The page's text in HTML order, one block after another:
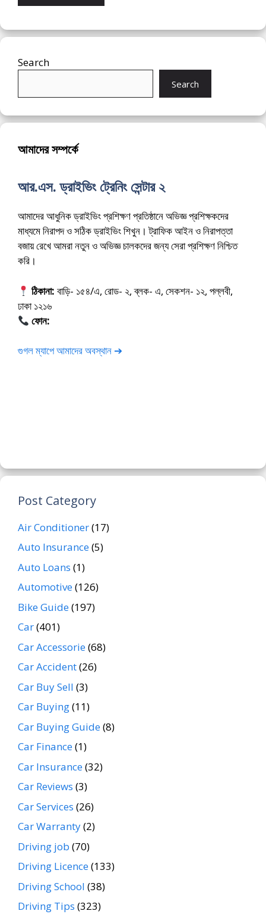
Search
Search
আমাদের সম্পর্কে
আর.এস. ড্রাইভিং ট্রেনিং সেন্টার ২
আমাদের আধুনিক ড্রাইভিং প্রশিক্ষণ প্রতিষ্ঠানে অভিজ্ঞ প্রশিক্ষকদের
মাধ্যমে নিরাপদ ও সঠিক ড্রাইভিং শিখুন। ট্রাফিক আইন ও নিরাপত্তা
বজায় রেখে আমরা নতুন ও অভিজ্ঞ চালকদের জন্য সেরা প্রশিক্ষণ নিশ্চিত
করি।
ঠিকানা: বাড়ি- ১৫৪/এ, রোড- ২, ব্লক- এ, সেকশন- ১২, পল্লবী,
ঢাকা ১২১৬
ফোন:
গুগল ম্যাপে আমাদের অবস্থান ➔
Post Category
Air Conditioner(17)
Auto Insurance(5)
Auto Loans (1)
Automotive(126)
Bike Guide(197)
Car(401)
Car Accessorie(68)
Car Accident(26)
Car Buy Sell (3)
Car Buying(11)
Car Buying Guide(8)
Car Finance(1)
Car Insurance(32)
Car Reviews (3)
Car Services (26)
Car Warranty(2)
Driving job (70)
Driving Licence(133)
Driving School (38)
Driving Tips (323)